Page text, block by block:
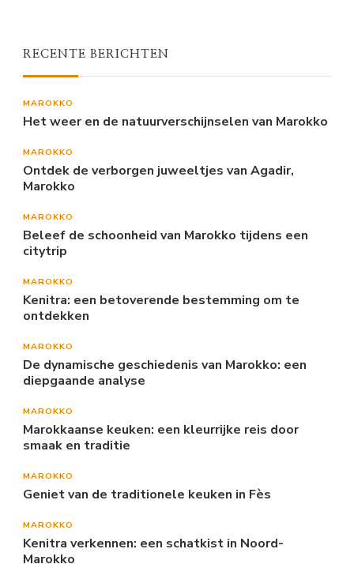
RECENTE BERICHTEN
MAROKKO
Het weer en de natuurverschijnselen van Marokko
MAROKKO
Ontdek de verborgen juweeltjes van Agadir,
Marokko
MAROKKO
Beleef de schoonheid van Marokko tijdens een
citytrip
MAROKKO
Kenitra: een betoverende bestemming om te
ontdekken
MAROKKO
De dynamische geschiedenis van Marokko: een
diepgaande analyse
MAROKKO
Marokkaanse keuken: een kleurrijke reis door
smaak en traditie
MAROKKO
Geniet van de traditionele keuken in Fès
MAROKKO
Kenitra verkennen: een schatkist in Noord-
Marokko